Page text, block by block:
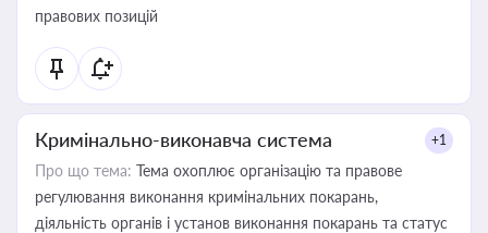
правових позицій
Кримінально-виконавча система +1
Про що тема: Тема охоплює організацію та правове
регулювання виконання кримінальних покарань,
діяльність органів і установ виконання покарань та статус